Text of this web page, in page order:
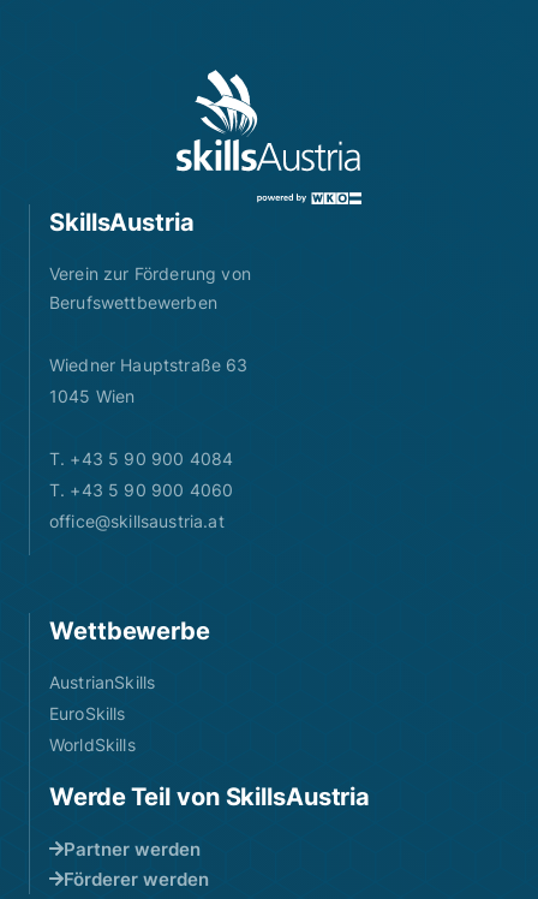
SkillsAustria
Verein zur Förderung von
Berufswettbewerben
Wiedner Hauptstraße 63
1045 Wien
T. +43 5 90 900 4084
T. +43 5 90 900 4060
office@skillsaustria.at
Wettbewerbe
AustrianSkills
EuroSkills
WorldSkills
Werde Teil von SkillsAustria
Partner werden
Förderer werden